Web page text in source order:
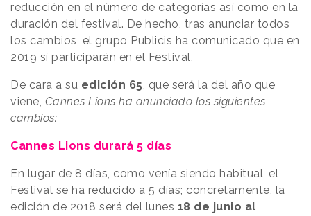
reducción en el número de categorías así como en la
duración del festival. De hecho, tras anunciar todos
los cambios, el grupo Publicis ha comunicado que en
2019 sí participarán en el Festival.
De cara a su edición 65, que será la del año que
viene, Cannes Lions ha anunciado los siguientes
cambios:
Cannes Lions durará 5 días
En lugar de 8 días, como venía siendo habitual, el
Festival se ha reducido a 5 días; concretamente, la
edición de 2018 será del lunes 18 de junio al